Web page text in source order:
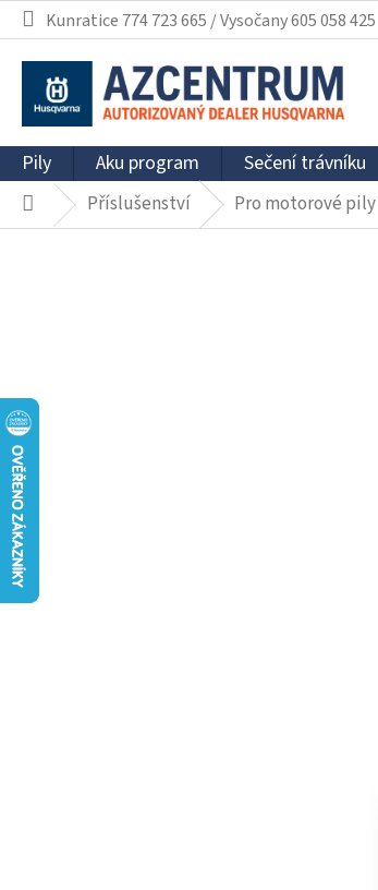
Přejít
na
obsah
Kunratice 774 723 665 / Vysočany 605 058 425
Pily Aku program Sečení trávníku
DomůPříslušenství Pro motorové pily